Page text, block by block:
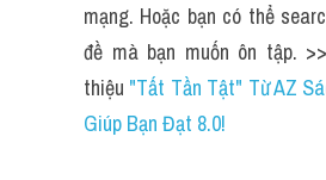
mạng. Hoặc bạn có thể
đề mà bạn muốn ôn tập.
thiệu "Tất Tần Tật" Từ AZ
Giúp Bạn Đạt 8.0!